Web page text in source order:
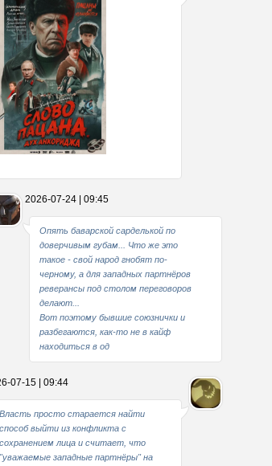
В свое время
2026-07-24 | 09:45
Опять баварской сарделькой по
доверчивым губам... Что же это
такое - свой народ гнобят по-
черному, а для западных партнёров
реверансы под столом переговоров
делают...
Вот поэтому бывшие союзнички и
разбегаются, как-то не в кайф
находиться в од
07-15 | 09:44
Власть просто старается найти
способ выйти из конфликта с
сохранением лица и считает, что
"уважаемые западные партнёры" на